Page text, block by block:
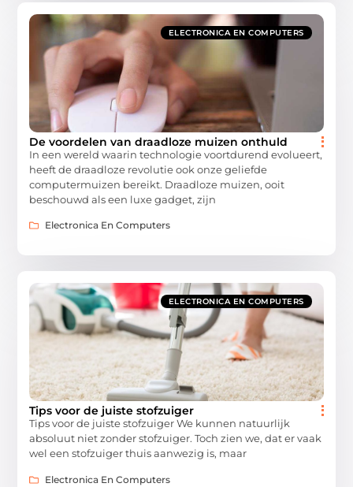
ELECTRONICA EN COMPUTERS
De voordelen van draadloze muizen onthuld
In een wereld waarin technologie voortdurend evolueert,
heeft de draadloze revolutie ook onze geliefde
computermuizen bereikt. Draadloze muizen, ooit
beschouwd als een luxe gadget, zijn
Electronica En Computers
ELECTRONICA EN COMPUTERS
Tips voor de juiste stofzuiger
Tips voor de juiste stofzuiger We kunnen natuurlijk
absoluut niet zonder stofzuiger. Toch zien we, dat er vaak
wel een stofzuiger thuis aanwezig is, maar
Electronica En Computers